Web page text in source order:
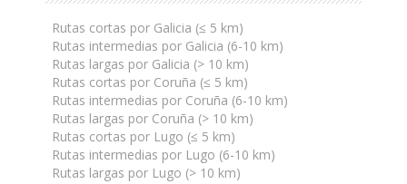
Rutas cortas por Galicia (≤ 5 km)
Rutas intermedias por Galicia (6-10 km)
Rutas largas por Galicia (> 10 km)
Rutas cortas por Coruña (≤ 5 km)
Rutas intermedias por Coruña (6-10 km)
Rutas largas por Coruña (> 10 km)
Rutas cortas por Lugo (≤ 5 km)
Rutas intermedias por Lugo (6-10 km)
Rutas largas por Lugo (> 10 km)